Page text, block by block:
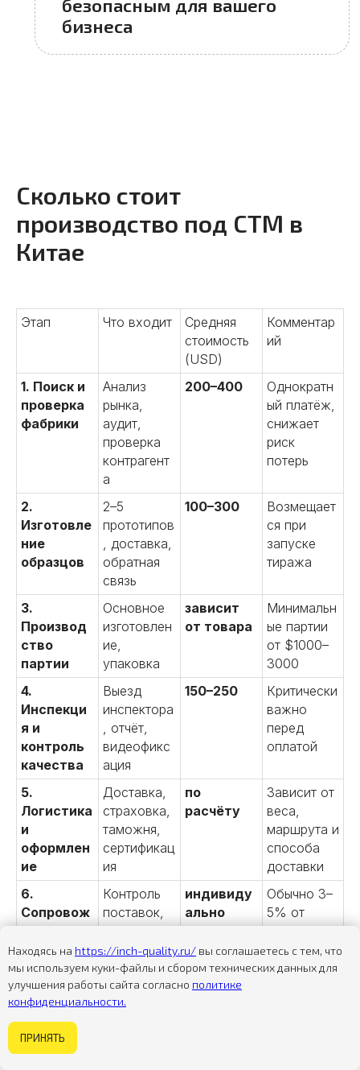
Сколько стоит
производство под СТМ в
Китае
Этап Что входит
Средняя
стоимость
(USD)
Комментар
ий
1. Поиск и
проверка
фабрики
Анализ
рынка,
аудит,
проверка
контрагент
а
200–400
Однократн
ый платёж,
снижает
риск
потерь
2.
Изготовле
ние
образцов
2–5
прототипов
, доставка,
обратная
связь
100–300
Возмещает
ся при
запуске
тиража
3.
Производ
ство
партии
Основное
изготовлен
ие,
упаковка
зависит
от товара
Минимальн
ые партии
от $1000–
3000
4.
Инспекци
я и
контроль
качества
Выезд
инспектора
, отчёт,
видеофикс
ация
150–250
Критически
важно
перед
оплатой
5.
Логистика
и
оформлен
ие
Доставка,
страховка,
таможня,
сертификац
ия
по
расчёту
Зависит от
веса,
маршрута и
способа
доставки
6.
Сопровож
дение и
повторны
е заказы
Контроль
поставок,
переговоры
,
документо
оборот
индивиду
ально
Обычно 3–
5% от
суммы
сделки
Что влияет на цену:
Находясь на https://inch-quality.ru/ вы соглашаетесь с тем, что
мы используем куки-файлы и сбором технических данных для
улучшения работы сайта согласно политике
конфиденциальности.
ПРИНЯТЬ